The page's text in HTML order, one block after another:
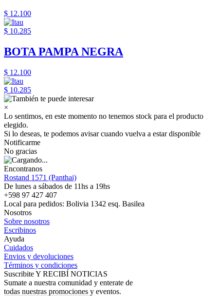
$ 12.100
$ 10.285
BOTA PAMPA NEGRA
$ 12.100
$ 10.285
×
Lo sentimos, en este momento no tenemos stock para el producto
elegido.
Si lo deseas, te podemos avisar cuando vuelva a estar disponible
Notificarme
No gracias
Encontranos
Rostand 1571 (Panthai)
De lunes a sábados de 11hs a 19hs
+598 97 427 407
Local para pedidos: Bolivia 1342 esq. Basilea
Nosotros
Sobre nosotros
Escribinos
Ayuda
Cuidados
Envios y devoluciones
Términos y condiciones
Suscribite Y RECIBÍ NOTICIAS
Sumate a nuestra comunidad y enterate de
todas nuestras promociones y eventos.